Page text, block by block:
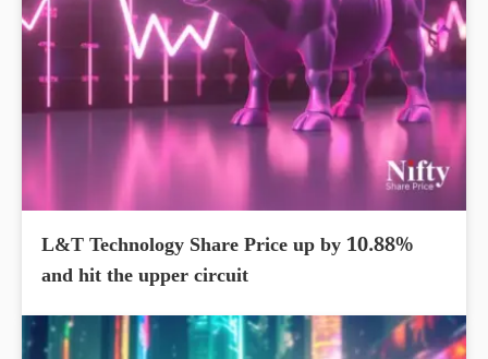
L&T Technology Share Price up by 10.88%
and hit the upper circuit